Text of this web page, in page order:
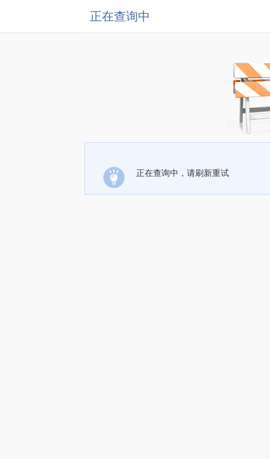
正在查询中
正在查询中，请刷新重试